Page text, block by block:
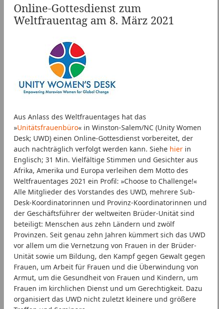
Online-Gottesdienst zum
Weltfrauentag am 8. März 2021
Aus Anlass des Weltfrauentages hat das
»Unitätsfrauenbüro« in Winston-Salem/NC (Unity Women
Desk; UWD) einen Online-Gottesdienst vorbereitet, der
auch nachträglich verfolgt werden kann. Siehe hier in
Englisch; 31 Min. Vielfältige Stimmen und Gesichter aus
Afrika, Amerika und Europa verleihen dem Motto des
Weltfrauentages 2021 ein Profil: »Choose to Challenge!«
Alle Mitglieder des Vorstandes des UWD, mehrere Sub-
Desk-Koordinatorinnen und Provinz-Koordinatorinnen und
der Geschäftsführer der weltweiten Brüder-Unität sind
beteiligt: Menschen aus zehn Ländern und zwölf
Provinzen. Seit genau zehn Jahren kümmert sich das UWD
vor allem um die Vernetzung von Frauen in der Brüder-
Unität sowie um Bildung, den Kampf gegen Gewalt gegen
Frauen, um Arbeit für Frauen und die Überwindung von
Armut, um die Gesundheit von Frauen und Kindern, um
Frauen im kirchlichen Dienst und um Gerechtigkeit. Dazu
organisiert das UWD nicht zuletzt kleinere und größere